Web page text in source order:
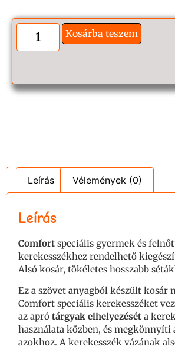
Kosárba teszem
Leírás Vélemények (0)
Leírás
Comfort speciális gyermek és
kerekesszékhez rendelhető
Alsó kosár, tökéletes hosszabb
Ez a szövet anyagból készült kosár
Comfort speciális kerekesszéket
az apró tárgyak elhelyezését a
használata közben, és megkönnyíti
azokhoz. A kerekesszék vázának